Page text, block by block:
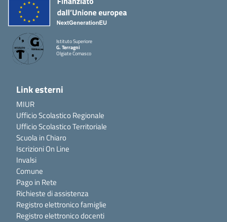
Istituto Superiore
G. Terragni
Olgiate Comasco
Link esterni
MIUR
Ufficio Scolastico Regionale
Ufficio Scolastico Territoriale
Scuola in Chiaro
Iscrizioni On Line
Invalsi
Comune
Pago in Rete
Richieste di assistenza
Registro elettronico famiglie
Registro elettronico docenti